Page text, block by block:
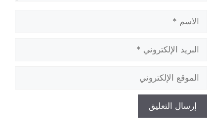
الاسم
البريد
الإلكتروني
الموقع
الإلكتروني